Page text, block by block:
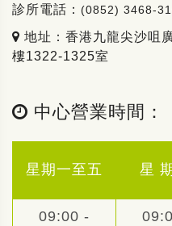
診所電話： (0852) 3468-
地址：香港九龍尖沙咀
樓1322-1325室
中心營業時間：
星期一至五 星
09:00 -